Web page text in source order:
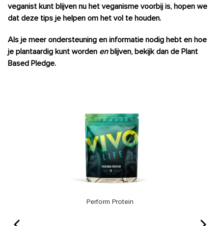
veganist kunt blijven nu het veganisme voorbij is, hopen we
dat deze tips je helpen om het vol te houden.
Als je meer ondersteuning en informatie nodig hebt en hoe
je plantaardig kunt worden en blijven, bekijk dan de Plant
Based Pledge.
Perform Protein